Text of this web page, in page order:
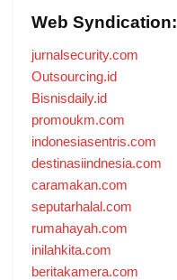
Web Syndication:
jurnalsecurity.com
Outsourcing.id
Bisnisdaily.id
promoukm.com
indonesiasentris.com
destinasiindnesia.com
caramakan.com
seputarhalal.com
rumahayah.com
inilahkita.com
beritakamera.com